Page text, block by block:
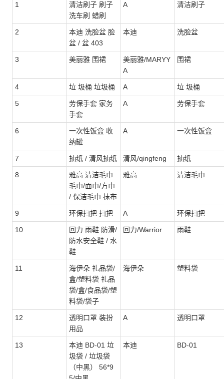
1
清洁刷子 刷子
洗车刷 蜡刷
A 清洁刷子
2
本迪 洗脸盆 脸
盆 / 盆 403
本迪 洗脸盆
3 美丽雅 围裙
美丽雅/MARYY
A
围裙
4 垃 圾桶 垃圾桶 A 垃 圾桶
5
劳保手套 家务
手套
A 劳保手套
6
一次性饭盒 收
纳罐
A 一次性饭盒
7 抽纸 / 清风抽纸 清风/qingfeng 抽纸
8
雅高 清洁毛巾
毛巾/面巾/方巾
/ 保洁毛巾 抹布
雅高 清洁毛巾
9 环保扫把 扫把 A 环保扫把
10
回力 雨鞋 防滑/
防水安全鞋 / 水
鞋
回力/Warrior 雨鞋
11
海伊朵 礼品袋/
盒/塑料袋 礼品
袋/盒/食品袋/塑
料袋/袋子
海伊朵 塑料袋
12
透明口罩 装扮
用品
A 透明口罩
13
本迪 BD-01 垃
圾袋 / 垃圾袋
（中黑） 56*9
本迪 BD-01